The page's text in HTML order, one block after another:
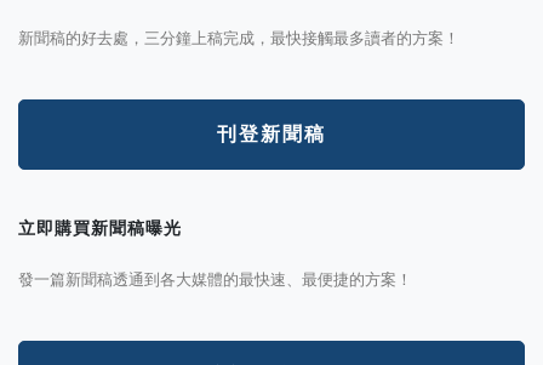
新聞稿的好去處，三分鐘上稿完成，最快接觸最多讀者的方案！
刊登新聞稿
立即購買新聞稿曝光
發一篇新聞稿透通到各大媒體的最快速、最便捷的方案！